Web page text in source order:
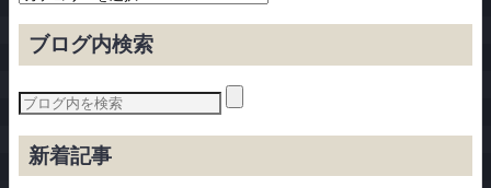
ゴ
リ
ブログ内検索
新着記事